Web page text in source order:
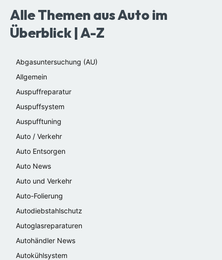
Alle Themen aus Auto im
Überblick | A-Z
Abgasuntersuchung (AU)
Allgemein
Auspuffreparatur
Auspuffsystem
Auspufftuning
Auto / Verkehr
Auto Entsorgen
Auto News
Auto und Verkehr
Auto-Folierung
Autodiebstahlschutz
Autoglasreparaturen
Autohändler News
Autokühlsystem